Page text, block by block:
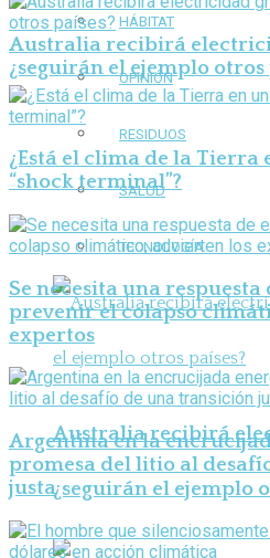
HÁBITAT
OPINIÓN
RESIDUOS
SALUD
TECNOLOGÍA
Australia recibirá
¿seguirán el ejemplo
Australia recibirá
¿seguirán el ejemplo otros
¿Está el clima de la Tierra
“shock terminal”?
Se necesita una
prevenir el colapso
expertos
Argentina en la
promesa del litio al
justa